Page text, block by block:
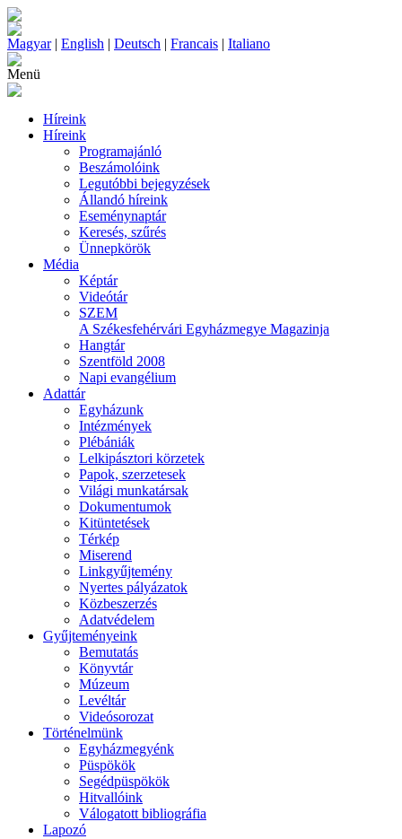
Magyar| English | Deutsch | Francais | Italiano
Menü
Híreink
Híreink
Programajánló
Beszámolóink
Legutóbbi bejegyzések
Állandó híreink
Eseménynaptár
Keresés, szűrés
Ünnepkörök
Média
Képtár
Videótár
SZEM
A Székesfehérvári Egyházmegye Magazinja
Hangtár
Szentföld 2008
Napi evangélium
Adattár
Egyházunk
Intézmények
Plébániák
Lelkipásztori körzetek
Papok, szerzetesek
Világi munkatársak
Dokumentumok
Kitüntetések
Térkép
Miserend
Linkgyűjtemény
Nyertes pályázatok
Közbeszerzés
Adatvédelem
Gyűjteményeink
Bemutatás
Könyvtár
Múzeum
Levéltár
Videósorozat
Történelmünk
Egyházmegyénk
Püspökök
Segédpüspökök
Hitvallóink
Válogatott bibliográfia
Lapozó